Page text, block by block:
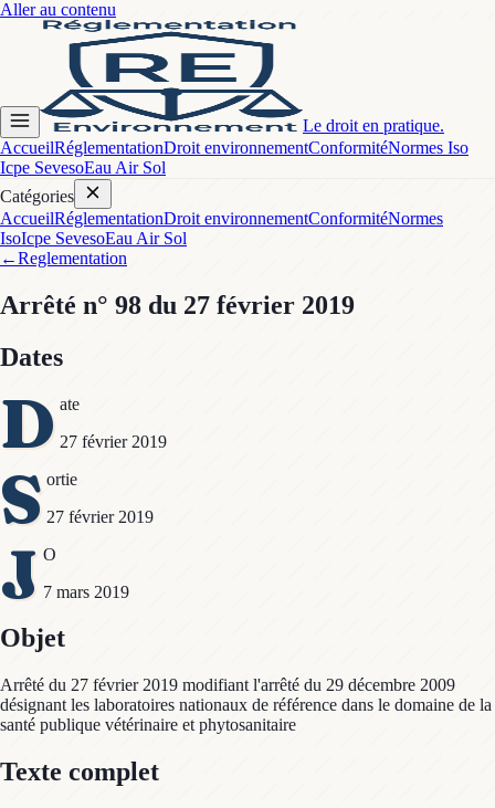
Aller au contenu
Le droit en pratique.
AccueilRéglementationDroit environnementConformitéNormes Iso
Icpe SevesoEau Air Sol
Catégories
AccueilRéglementationDroit environnementConformitéNormes
IsoIcpe SevesoEau Air Sol
←Reglementation
Arrêté n° 98 du 27 février 2019
Dates
D ate
27 février 2019
S ortie
27 février 2019
J O
7 mars 2019
Objet
Arrêté du 27 février 2019 modifiant l'arrêté du 29 décembre 2009
désignant les laboratoires nationaux de référence dans le domaine de la
santé publique vétérinaire et phytosanitaire
Texte complet